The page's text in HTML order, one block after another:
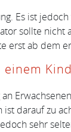
Es ist
sollte
ab dem
darauf zu
sehr